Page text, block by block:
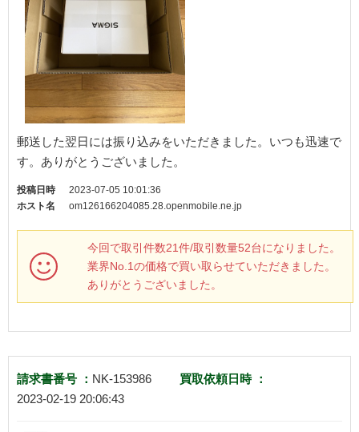
郵送した翌日には振り込みをいただきました。いつも迅速で
す。ありがとうございました。
投稿日時
2023-07-05 10:01:36
ホスト名
om126166204085.28.openmobile.ne.jp
今回で取引件数21件/取引数量52台になりました。
業界No.1の価格で買い取らせていただきました。
ありがとうございました。
請求書番号 ： NK-153986
買取依頼日時 ：
2023-02-19 20:06:43